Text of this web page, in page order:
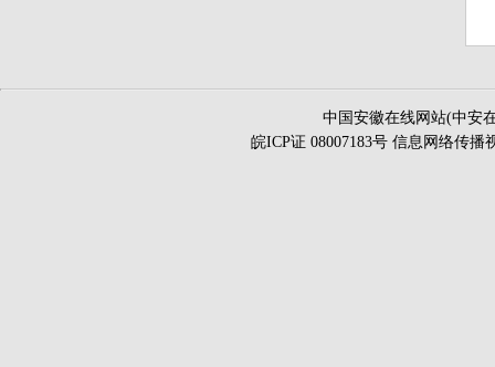
中国安徽在线网站(中安
皖ICP证 08007183号 信息网络传播